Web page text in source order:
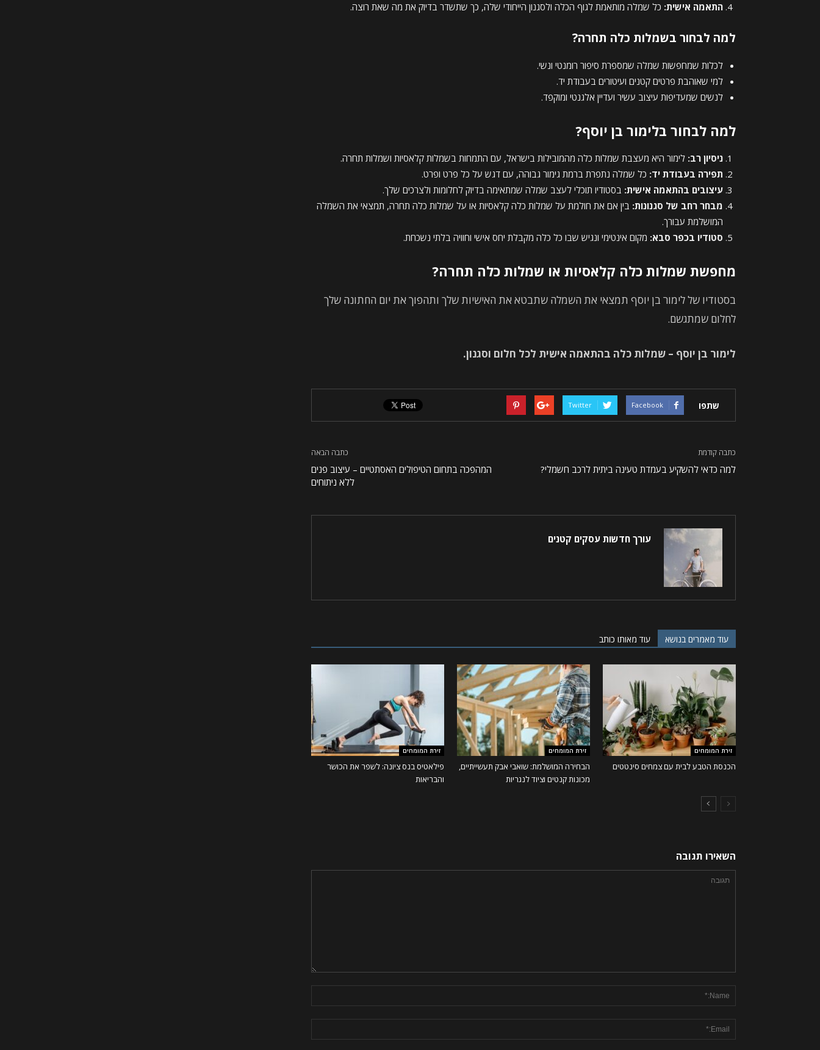
התאמה אישית: כל שמלה מותאמת לגוף הכלה ולסגנון הייחודי שלה, כך שתשדר בדיוק את מה שאת רוצה.
למה לבחור בשמלות כלה תחרה?
לכלות שמחפשות שמלה שמספרת סיפור רומנטי ונשי.
למי שאוהבת פרטים קטנים ועיטורים בעבודת יד.
לנשים שמעדיפות עיצוב עשיר ועדיין אלגנטי ומוקפד.
למה לבחור בלימור בן יוסף?
ניסיון רב: לימור היא מעצבת שמלות כלה מהמובילות בישראל, עם התמחות בשמלות קלאסיות ושמלות תחרה.
תפירה בעבודת יד: כל שמלה נתפרת ברמת גימור גבוהה, עם דגש על כל פרט ופרט.
עיצובים בהתאמה אישית: בסטודיו תוכלי לעצב שמלה שמתאימה בדיוק לחלומות ולצרכים שלך.
מבחר רחב של סגנונות: בין אם את חולמת על שמלות כלה קלאסיות או על שמלות כלה תחרה, תמצאי את השמלה
המושלמת עבורך.
סטודיו בכפר סבא: מקום אינטימי ונגיש שבו כל כלה מקבלת יחס אישי וחוויה בלתי נשכחת.
מחפשת שמלות כלה קלאסיות או שמלות כלה תחרה?
בסטודיו של לימור בן יוסף תמצאי את השמלה שתבטא את האישיות שלך ותהפוך את יום החתונה שלך
לחלום שמתגשם.
לימור בן יוסף – שמלות כלה בהתאמה אישית לכל חלום וסגנון.
שתפו Facebook
Twitter
כתבה קודמת
למה כדאי להשקיע בעמדת טעינה ביתית לרכב חשמלי?
כתבה הבאה
המהפכה בתחום הטיפולים האסתטיים – עיצוב פנים
ללא ניתוחים
עורך חדשות עסקים קטנים
עוד מאמרים בנושא עוד מאותו כותב
זירת המומחים
הכנסת הטבע לבית עם צמחים סינטטים
זירת המומחים
הבחירה המושלמת: שואבי אבק תעשייתיים,
מכונות קנטים וציוד לנגריות
זירת המומחים
פילאטיס בנס ציונה: לשפר את הכושר
והבריאות
השאירו תגובה